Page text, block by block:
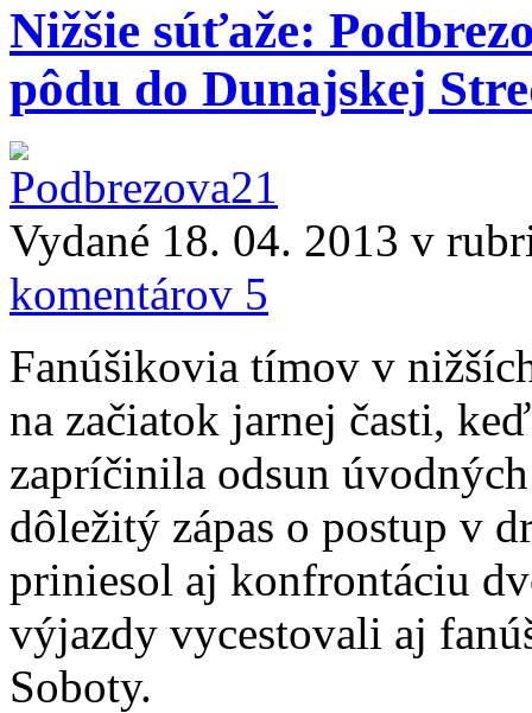
Nižšie súťaže:
pôdu do Dunajskej
Vydané 18. 04. 2013 v
komentárov 5
Fanúšikovia tímov v
na začiatok jarnej časti,
zapríčinila odsun
dôležitý zápas o postup v
priniesol aj konfrontáciu
výjazdy vycestovali aj
Soboty.